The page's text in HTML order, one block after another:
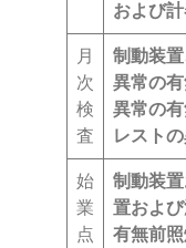
および
月
次
検
査
制動装
異常の
異常の
レスト
始
業
点
制動装
置およ
有無前